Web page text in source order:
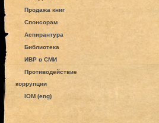
Продажа книг
Спонсорам
Аспирантура
Библиотека
ИВР в СМИ
Противодействие
коррупции
IOM (eng)